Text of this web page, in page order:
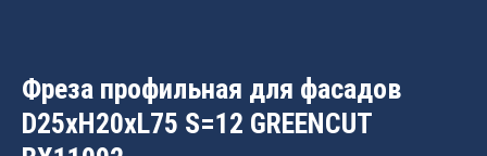
Фреза профильная для фасадов
D25xH20xL75 S=12 GREENCUT